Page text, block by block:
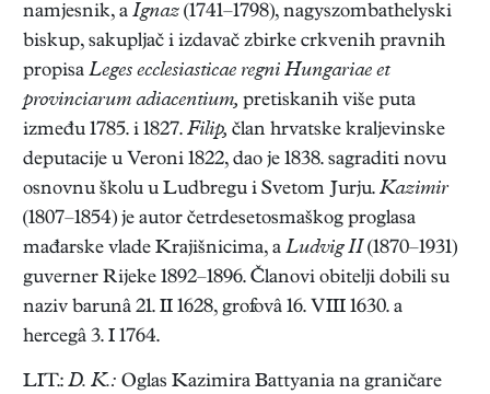
namjesnik, a Ignaz (1741–1798), nagyszombathelyski
biskup, sakupljač i izdavač zbirke crkvenih pravnih
propisa Leges ecclesiasticae regni Hungariae et
provinciarum adiacentium, pretiskanih više puta
između 1785. i 1827. Filip, član hrvatske kraljevinske
deputacije u Veroni 1822, dao je 1838. sagraditi novu
osnovnu školu u Ludbregu i Svetom Jurju. Kazimir
(1807–1854) je autor četrdesetosmaškog proglasa
mađarske vlade Krajišnicima, a Ludvig II (1870–1931)
guverner Rijeke 1892–1896. Članovi obitelji dobili su
naziv barunâ 21. II 1628, grofovâ 16. VIII 1630. a
hercegâ 3. I 1764.
LIT.: D. K.: Oglas Kazimira Battyania na graničare